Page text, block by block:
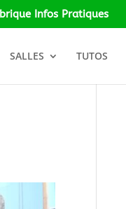
Infos Pratiques
SALLES TUTOS